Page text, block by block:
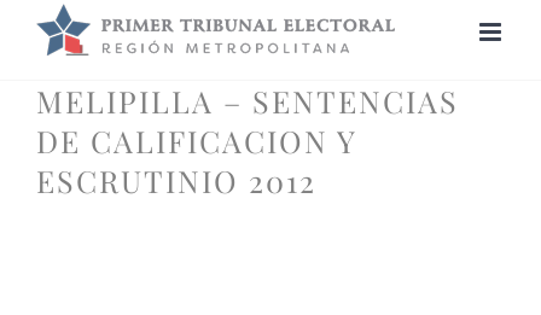
MELIPILLA – SENTENCIAS
DE CALIFICACION Y
ESCRUTINIO 2012